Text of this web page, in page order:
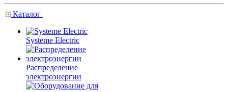
Каталог
Systeme Electric
Распределение
электроэнергии